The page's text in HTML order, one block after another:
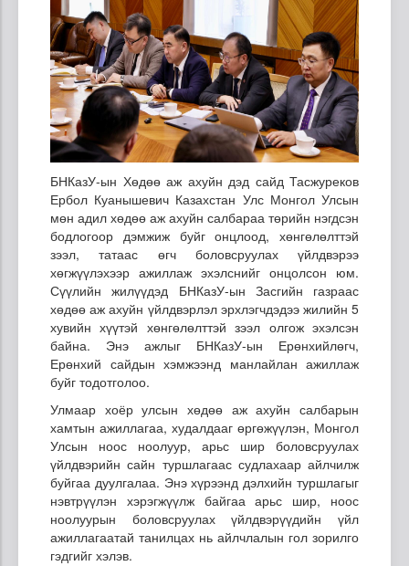
БНКазУ-ын Хөдөө аж ахуйн дэд сайд Тасжуреков
Ербол Куанышевич Казахстан Улс Монгол Улсын
мөн адил хөдөө аж ахуйн салбараа төрийн нэгдсэн
бодлогоор дэмжиж буйг онцлоод, хөнгөлөлттэй
зээл, татаас өгч боловсруулах үйлдвэрээ
хөгжүүлэхээр ажиллаж эхэлснийг онцолсон юм.
Сүүлийн жилүүдэд БНКазУ-ын Засгийн газраас
хөдөө аж ахуйн үйлдвэрлэл эрхлэгчдэдээ жилийн 5
хувийн хүүтэй хөнгөлөлттэй зээл олгож эхэлсэн
байна. Энэ ажлыг БНКазУ-ын Ерөнхийлөгч,
Ерөнхий сайдын хэмжээнд манлайлан ажиллаж
буйг тодотголоо.
Улмаар хоёр улсын хөдөө аж ахуйн салбарын
хамтын ажиллагаа, худалдааг өргөжүүлэн, Монгол
Улсын ноос ноолуур, арьс шир боловсруулах
үйлдвэрийн сайн туршлагаас судлахаар айлчилж
буйгаа дуулгалаа. Энэ хүрээнд дэлхийн туршлагыг
нэвтрүүлэн хэрэгжүүлж байгаа арьс шир, ноос
ноолуурын боловсруулах үйлдвэрүүдийн үйл
ажиллагаатай танилцах нь айлчлалын гол зорилго
гэдгийг хэлэв.